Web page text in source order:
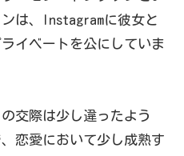
は、Instagramに彼女と
イベートを公にしていま
交際は少し違ったよう
恋愛において少し成熟す